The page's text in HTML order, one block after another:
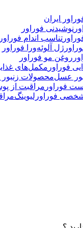
ایران
نوشیدنی فوراور
تناسب اندام فوراور
ژل آلوئه‌ورا فوراور
روغن مو فوراور
مکمل‌های
محصولات
مراقبت از